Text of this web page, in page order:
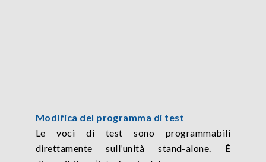
Modifica del programma di test
Le voci di test sono programmabili
direttamente sull’unità stand-alone. È